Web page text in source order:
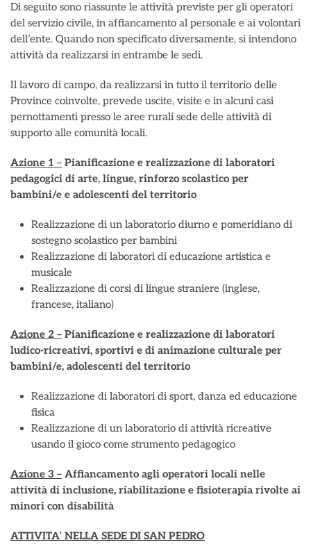
Di seguito sono riassunte le attività previste per gli operatori
del servizio civile, in affiancamento al personale e ai volontari
dell’ente. Quando non specificato diversamente, si intendono
attività da realizzarsi in entrambe le sedi.
Il lavoro di campo, da realizzarsi in tutto il territorio delle
Province coinvolte, prevede uscite, visite e in alcuni casi
pernottamenti presso le aree rurali sede delle attività di
supporto alle comunità locali.
Azione 1 – Pianificazione e realizzazione di laboratori
pedagogici di arte, lingue, rinforzo scolastico per
bambini/e e adolescenti del territorio
Realizzazione di un laboratorio diurno e pomeridiano di
sostegno scolastico per bambini
Realizzazione di laboratori di educazione artistica e
musicale
Realizzazione di corsi di lingue straniere (inglese,
francese, italiano)
Azione 2 – Pianificazione e realizzazione di laboratori
ludico-ricreativi, sportivi e di animazione culturale per
bambini/e, adolescenti del territorio
Realizzazione di laboratori di sport, danza ed educazione
fisica
Realizzazione di un laboratorio di attività ricreative
usando il gioco come strumento pedagogico
Azione 3 – Affiancamento agli operatori locali nelle
attività di inclusione, riabilitazione e fisioterapia rivolte ai
minori con disabilità
ATTIVITA’ NELLA SEDE DI SAN PEDRO